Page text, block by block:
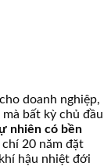
cho doanh nghiệp,
bất kỳ chủ đầu
nhiên có bền
chí 20 năm đặt
hậu nhiệt đới